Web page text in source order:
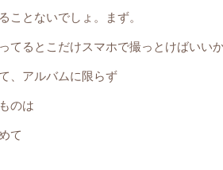
ことないでしょ。まず。
てるとこだけスマホで撮っとけばいいか
、アルバムに限らず
のは
て